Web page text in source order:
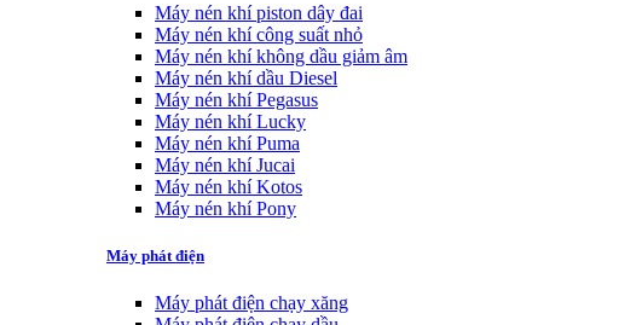
Máy nén khí piston dây đai
Máy nén khí công suất nhỏ
Máy nén khí không dầu giảm âm
Máy nén khí dầu Diesel
Máy nén khí Pegasus
Máy nén khí Lucky
Máy nén khí Puma
Máy nén khí Jucai
Máy nén khí Kotos
Máy nén khí Pony
Máy phát điện
Máy phát điện chạy xăng